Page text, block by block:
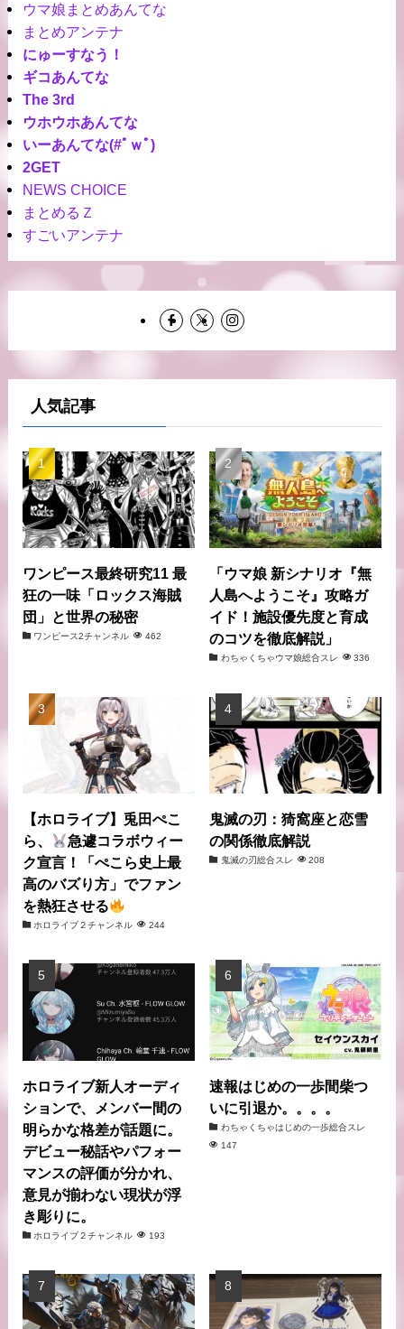
ウマ娘まとめあんてな
まとめアンテナ
にゅーすなう！
ギコあんてな
The 3rd
ウホウホあんてな
いーあんてな(#ﾟｗﾟ)
2GET
NEWS CHOICE
まとめるＺ
すごいアンテナ
人気記事
ワンピース最終研究11 最
狂の一味「ロックス海賊
団」と世界の秘密
ワンピース2チャンネル 462
「ウマ娘 新シナリオ『無
人島へようこそ』攻略ガ
イド！施設優先度と育成
のコツを徹底解説」
わちゃくちゃウマ娘総合スレ 336
【ホロライブ】兎田ぺこ
ら、
急遽コラボウィー
ク宣言！「ぺこら史上最
高のバズり方」でファン
を熱狂させる
ホロライブ２チャンネル 244
鬼滅の刃：猗窩座と恋雪
の関係徹底解説
鬼滅の刃総合スレ 208
ホロライブ新人オーディ
ションで、メンバー間の
明らかな格差が話題に。
デビュー秘話やパフォー
マンスの評価が分かれ、
意見が揃わない現状が浮
き彫りに。
ホロライブ２チャンネル 193
速報はじめの一歩間柴つ
いに引退か。。。。
わちゃくちゃはじめの一歩総合スレ
147